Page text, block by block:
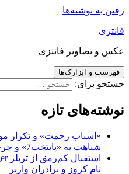
رفتن به نوشته‌ها
فانتزی
عکس و تصاویر فانتزی
فهرست و ابزارک‌ها
جستجو برای:
نوشته‌های تازه
«اسباب زحمت» و تکرار
شباهت به «پایتخت7» و چرخش بر مدار تکرار
تام کروز و برادران وارنر